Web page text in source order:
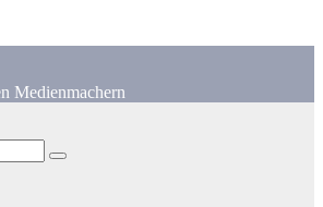
Medienmachern